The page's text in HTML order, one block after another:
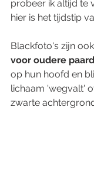
probeer ik altijd te
hier is het tijdstip
Blackfoto's zijn
voor oudere
op hun hoofd en
lichaam 'wegvalt'
zwarte